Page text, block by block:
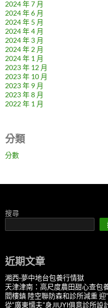
2024 年 7 月
2024 年 6 月
2024 年 5 月
2024 年 4 月
2024 年 3 月
2024 年 2 月
2024 年 1 月
2023 年 12 月
2023 年 10 月
2023 年 9 月
2023 年 8 月
2022 年 1 月
分類
分數
搜尋
近期文章
湘西·夢中地台包養行情獄
天津津南：高尺度農田甜心查包
閻樓鎮 陸空聯防森和診所減重 迎
從“廣東懦夫”身JIUYI俱意診所